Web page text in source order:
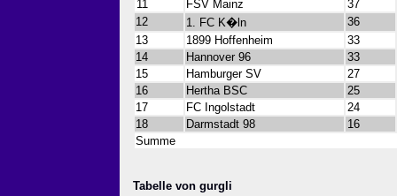
11 FSV Mainz
37
12
1. FC K�ln
36
13
1899 Hoffenheim
33
14
Hannover 96
33
15
Hamburger SV
27
16
Hertha BSC
25
17
FC Ingolstadt
24
18
Darmstadt 98
16
Summe
Tabelle von gurgli